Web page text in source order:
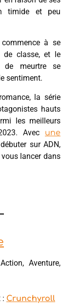
timide et peu
à se
de classe, et le
de meurtre se
sentiment.
la série
hauts
les meilleurs
Avec une
sur ADN,
lancer dans
Aventure,
: Crunchyroll